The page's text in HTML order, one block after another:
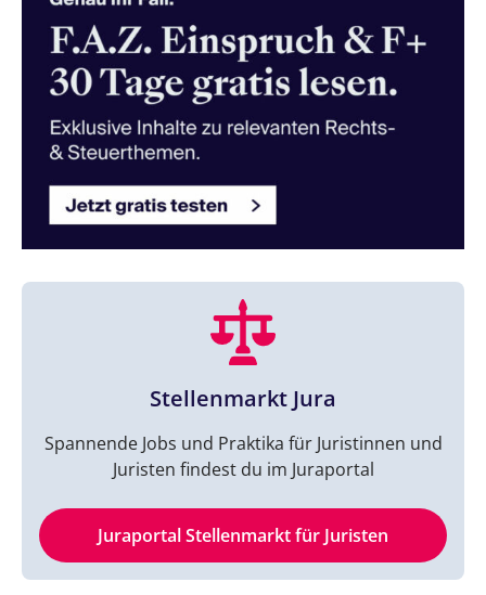
Stellenmarkt Jura
Spannende Jobs und Praktika für Juristinnen und
Juristen findest du im Juraportal
Juraportal Stellenmarkt für Juristen